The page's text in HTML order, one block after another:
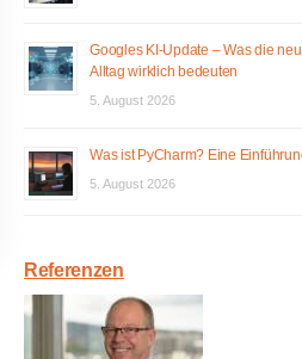
Googles KI-Update – Was die
Alltag wirklich bedeuten
5. August 2026
Was ist PyCharm? Eine
5. August 2026
Referenzen